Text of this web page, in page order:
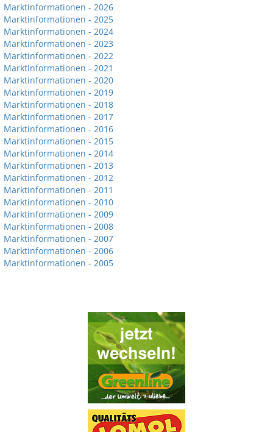
Marktinformationen - 2026
Marktinformationen - 2025
Marktinformationen - 2024
Marktinformationen - 2023
Marktinformationen - 2022
Marktinformationen - 2021
Marktinformationen - 2020
Marktinformationen - 2019
Marktinformationen - 2018
Marktinformationen - 2017
Marktinformationen - 2016
Marktinformationen - 2015
Marktinformationen - 2014
Marktinformationen - 2013
Marktinformationen - 2012
Marktinformationen - 2011
Marktinformationen - 2010
Marktinformationen - 2009
Marktinformationen - 2008
Marktinformationen - 2007
Marktinformationen - 2006
Marktinformationen - 2005